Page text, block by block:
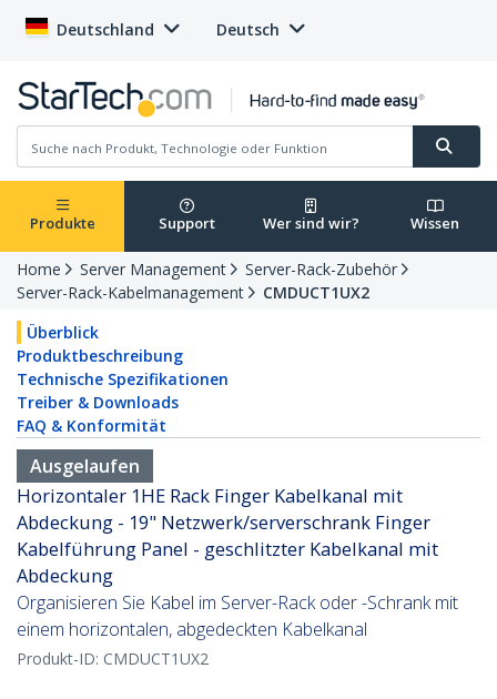
Deutschland Deutsch
Produkte Support Wer sind wir? Wissen
Home Server Management
Server-Rack-Zubehör
Server-Rack-Kabelmanagement
CMDUCT1UX2
Überblick
Produktbeschreibung
Technische Spezifikationen
Treiber & Downloads
FAQ & Konformität
Ausgelaufen
Horizontaler 1HE Rack Finger Kabelkanal mit
Abdeckung - 19" Netzwerk/serverschrank Finger
Kabelführung Panel - geschlitzter Kabelkanal mit
Abdeckung
Organisieren Sie Kabel im Server-Rack oder -Schrank mit
einem horizontalen, abgedeckten Kabelkanal
Produkt-ID: CMDUCT1UX2